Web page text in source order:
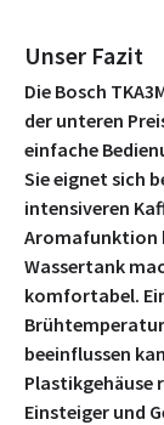
Unser Fazit
Die Bosch
der unteren
einfache
Sie eignet sich
intensiveren
Aromafunktion
Wassertank
komfortabel.
beeinflussen
Plastikgehäuse
Einsteiger und